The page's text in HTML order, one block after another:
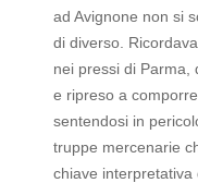
ad Avignone non si
di diverso.
nei pressi di Parma,
e ripreso a
sentendosi in
truppe mercenarie
chiave interpretativa